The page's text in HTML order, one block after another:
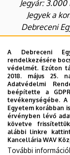
Jegyár:
Jegyek a
Debreceni
valamint
Universitas-
Klassz Pont
A Debreceni
rendelkezésére
védelmét. Ezúton
2018. május 25.
Adatvédelmi
beépítette a
tevékenységébe.
Egyetem korábban
érvényben lévő
követve
alábbi linkre
Kancellária WAV
További